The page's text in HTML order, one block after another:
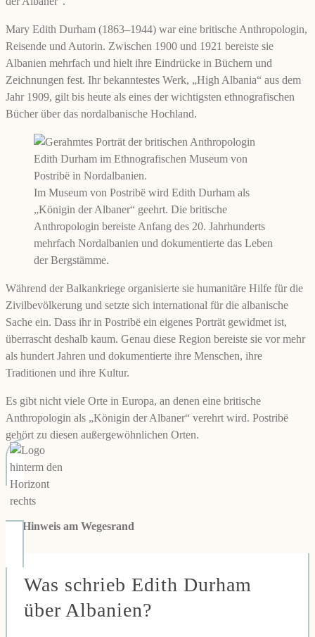
Mary Edith Durham (1863–1944) war eine britische Anthropologin,
Reisende und Autorin. Zwischen 1900 und 1921 bereiste sie
Albanien mehrfach und hielt ihre Eindrücke in Büchern und
Zeichnungen fest. Ihr bekanntestes Werk, „High Albania“ aus dem
Jahr 1909, gilt bis heute als eines der wichtigsten ethnografischen
Bücher über das nordalbanische Hochland.
Im Museum von Postribë wird Edith Durham als
„Königin der Albaner“ geehrt. Die britische
Anthropologin bereiste Anfang des 20. Jahrhunderts
mehrfach Nordalbanien und dokumentierte das Leben
der Bergstämme.
Während der Balkankriege organisierte sie humanitäre Hilfe für die
Zivilbevölkerung und setzte sich international für die albanische
Sache ein. Dass ihr in Postribë ein eigenes Porträt gewidmet ist,
überrascht deshalb kaum. Genau diese Region bereiste sie vor mehr
als hundert Jahren und dokumentierte ihre Menschen, ihre
Traditionen und ihre Kultur.
Es gibt nicht viele Orte in Europa, an denen eine britische
Anthropologin als „Königin der Albaner“ verehrt wird. Postribë
gehört zu diesen außergewöhnlichen Orten.
Hinweis am Wegesrand
Was schrieb Edith Durham
über Albanien?